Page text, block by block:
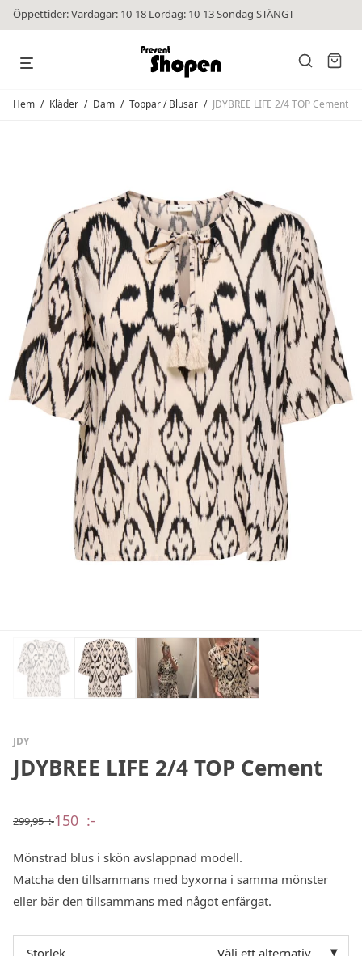
Öppettider: Vardagar: 10-18 Lördag: 10-13 Söndag STÄNGT
Hem / Kläder / Dam / Toppar / Blusar / JDYBREE LIFE 2/4 TOP Cement
JDY
JDYBREE LIFE 2/4 TOP Cement
299,95:-
Det
var:
299,95 :-.
150 :-
Det
är:
150 :-.
Mönstrad blus i skön avslappnad modell.
Matcha den tillsammans med byxorna i samma mönster
eller bär den tillsammans med något enfärgat.